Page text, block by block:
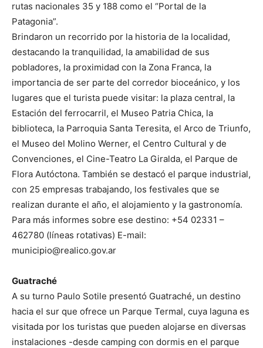
rutas nacionales 35 y 188 como el “Portal de la
Patagonia”.
Brindaron un recorrido por la historia de la localidad,
destacando la tranquilidad, la amabilidad de sus
pobladores, la proximidad con la Zona Franca, la
importancia de ser parte del corredor bioceánico, y los
lugares que el turista puede visitar: la plaza central, la
Estación del ferrocarril, el Museo Patria Chica, la
biblioteca, la Parroquia Santa Teresita, el Arco de Triunfo,
el Museo del Molino Werner, el Centro Cultural y de
Convenciones, el Cine-Teatro La Giralda, el Parque de
Flora Autóctona. También se destacó el parque industrial,
con 25 empresas trabajando, los festivales que se
realizan durante el año, el alojamiento y la gastronomía.
Para más informes sobre ese destino: +54 02331 –
462780 (líneas rotativas) E-mail:
municipio@realico.gov.ar
Guatraché
A su turno Paulo Sotile presentó Guatraché, un destino
hacia el sur que ofrece un Parque Termal, cuya laguna es
visitada por los turistas que pueden alojarse en diversas
instalaciones -desde camping con dormis en el parque